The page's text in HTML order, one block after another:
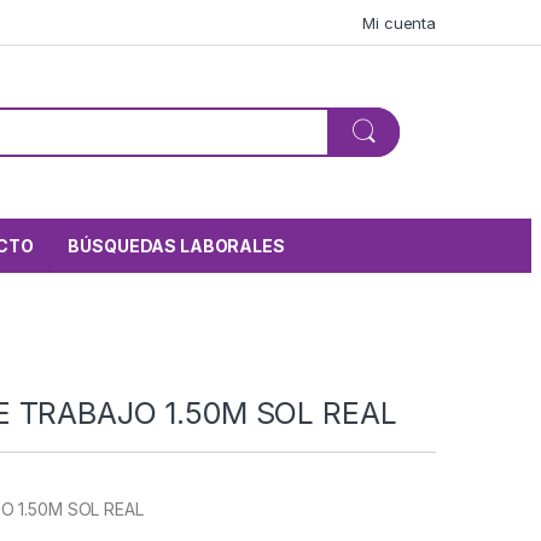
Mi cuenta
BÚSQUEDAS LABORALES
TRABAJO 1.50M SOL REAL
1.50M SOL REAL